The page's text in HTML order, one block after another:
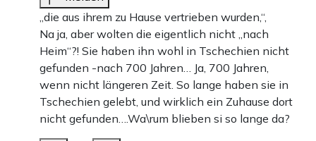
„die aus ihrem zu Hause vertrieben wurden,“,
Na ja, aber wolten die eigentlich nicht „nach
Heim“?! Sie haben ihn wohl in Tschechien nicht
gefunden -nach 700 Jahren… Ja, 700 Jahren,
wenn nicht längeren Zeit. So lange haben sie in
Tschechien gelebt, und wirklich ein Zuhause dort
nicht gefunden….Wa\rum blieben si so lange da?